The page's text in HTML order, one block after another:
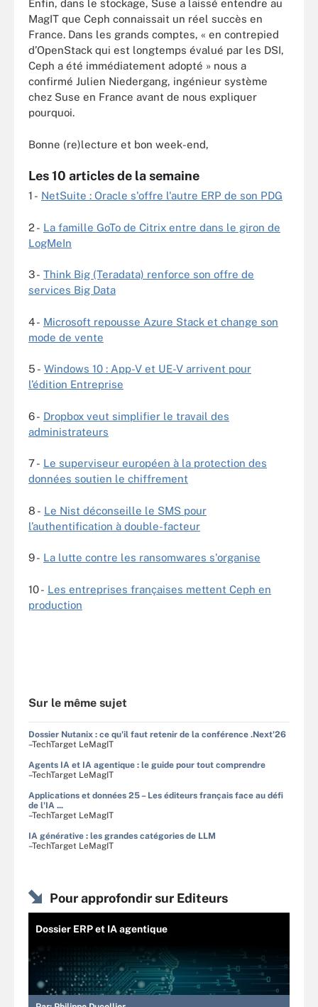
Enfin, dans le stockage, Suse a laissé entendre au
MagIT que Ceph connaissait un réel succès en
France. Dans les grands comptes, « en contrepied
d’OpenStack qui est longtemps évalué par les DSI,
Ceph a été immédiatement adopté » nous a
confirmé Julien Niedergang, ingénieur système
chez Suse en France avant de nous expliquer
pourquoi.
Bonne (re)lecture et bon week-end,
Les 10 articles de la semaine
1 - NetSuite : Oracle s'offre l'autre ERP de son PDG
2 - La famille GoTo de Citrix entre dans le giron de
LogMeIn
3 - Think Big (Teradata) renforce son offre de
services Big Data
4 - Microsoft repousse Azure Stack et change son
mode de vente
5 - Windows 10 : App-V et UE-V arrivent pour
l’édition Entreprise
6 - Dropbox veut simplifier le travail des
administrateurs
7 - Le superviseur européen à la protection des
données soutien le chiffrement
8 - Le Nist déconseille le SMS pour
l’authentification à double-facteur
9 - La lutte contre les ransomwares s'organise
10 - Les entreprises françaises mettent Ceph en
production
Sur le même sujet
Dossier Nutanix : ce qu'il faut retenir de la conférence .Next'26
–TechTarget LeMagIT
Agents IA et IA agentique : le guide pour tout comprendre
–TechTarget LeMagIT
Applications et données 25 – Les éditeurs français face au défi
de l'IA ...
–TechTarget LeMagIT
IA générative : les grandes catégories de LLM
–TechTarget LeMagIT
Pour approfondir sur Editeurs
Dossier ERP et IA agentique